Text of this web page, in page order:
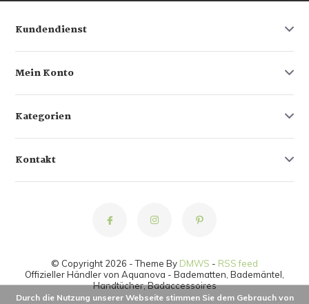
Kundendienst
Mein Konto
Kategorien
Kontakt
© Copyright 2026 - Theme By DMWS - RSS feed
Offizieller Händler von Aquanova - Badematten, Bademäntel,
Handtücher, Badaccessoires
Durch die Nutzung unserer Webseite stimmen Sie dem Gebrauch von